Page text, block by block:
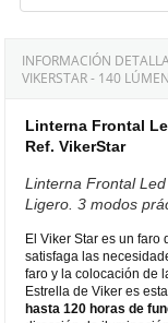
INFORMACIÓN
VIKERSTAR - 140
Linterna Frontal
Ref. VikerStar
Linterna Frontal
Ligero. 3 modos
El Viker Star es un
satisfaga las
faro y la colocación de
Estrella de Viker es
hasta 120 horas de